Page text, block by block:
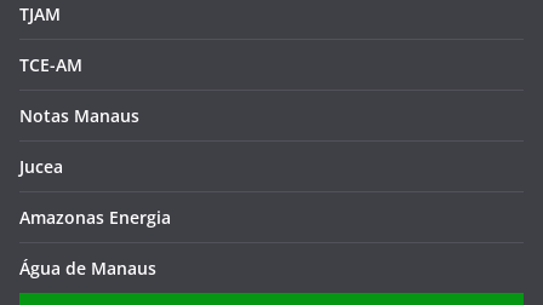
TJAM
TCE-AM
Notas Manaus
Jucea
Amazonas Energia
Água de Manaus